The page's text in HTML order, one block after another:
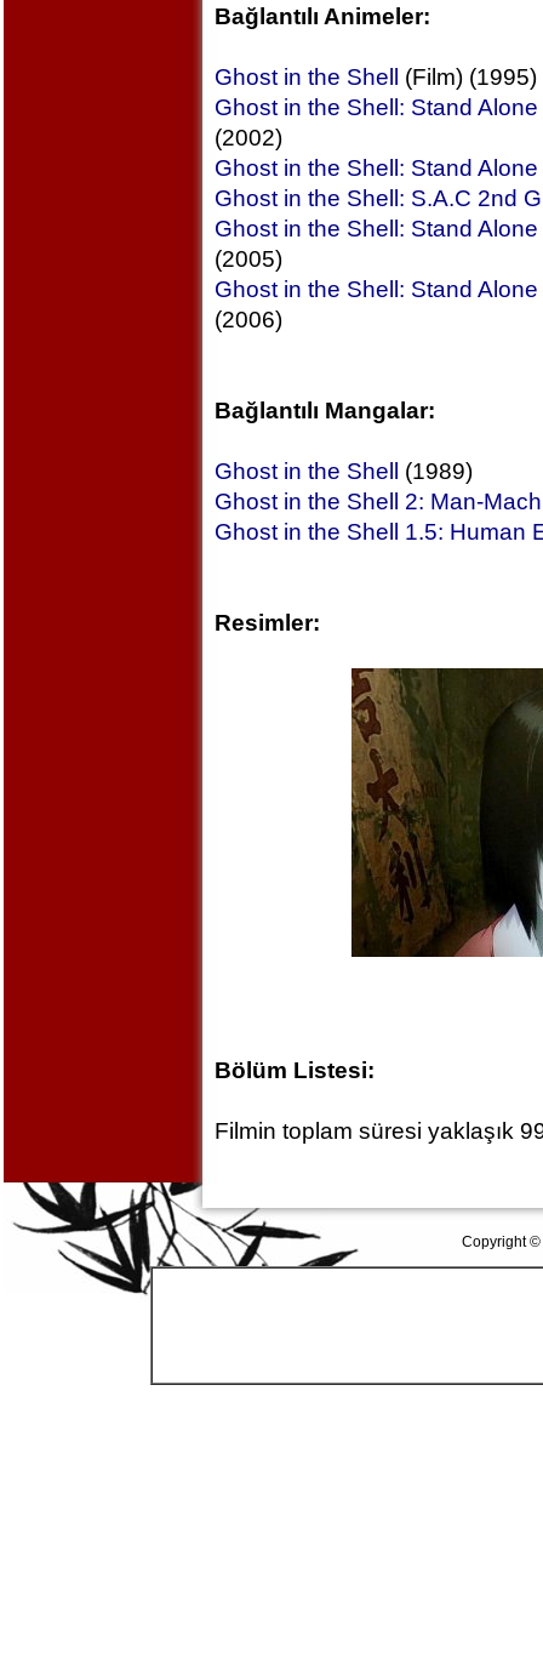
Bağlantılı Animeler:
Ghost in the Shell
(Film) (1995)
Ghost in the Shell: Stand
(2002)
Ghost in the Shell: Stand
Ghost in the Shell: S.A.C 2nd
Ghost in the Shell: Stand
(2005)
Ghost in the Shell: Stand
(2006)
Bağlantılı Mangalar:
Ghost in the Shell
(1989)
Ghost in the Shell 2: Man-
Ghost in the Shell 1.5: Human
Resimler:
Bölüm Listesi:
Filmin toplam süresi yaklaşık
Copyright ©